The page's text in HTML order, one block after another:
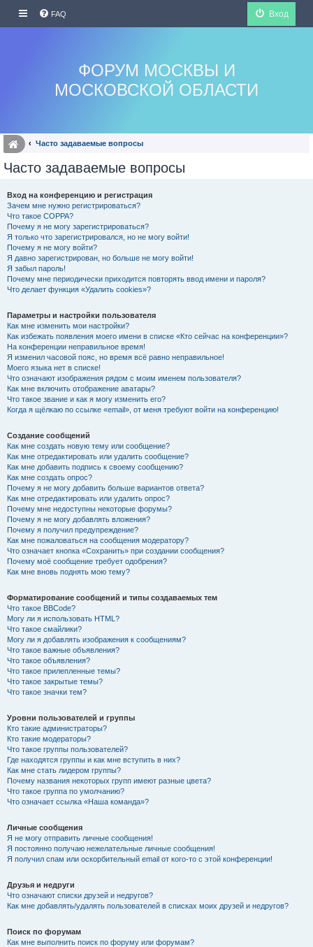
FAQ Вход
ФОРУМ МОСКВЫ И
МОСКОВСКОЙ ОБЛАСТИ
Часто задаваемые вопросы
Часто задаваемые вопросы
Вход на конференцию и регистрация
Зачем мне нужно регистрироваться?
Что такое COPPA?
Почему я не могу зарегистрироваться?
Я только что зарегистрировался, но не могу войти!
Почему я не могу войти?
Я давно зарегистрирован, но больше не могу войти!
Я забыл пароль!
Почему мне периодически приходится повторять ввод имени и пароля?
Что делает функция «Удалить cookies»?
Параметры и настройки пользователя
Как мне изменить мои настройки?
Как избежать появления моего имени в списке «Кто сейчас на конференции»?
На конференции неправильное время!
Я изменил часовой пояс, но время всё равно неправильное!
Моего языка нет в списке!
Что означают изображения рядом с моим именем пользователя?
Как мне включить отображение аватары?
Что такое звание и как я могу изменить его?
Когда я щёлкаю по ссылке «email», от меня требуют войти на конференцию!
Создание сообщений
Как мне создать новую тему или сообщение?
Как мне отредактировать или удалить сообщение?
Как мне добавить подпись к своему сообщению?
Как мне создать опрос?
Почему я не могу добавить больше вариантов ответа?
Как мне отредактировать или удалить опрос?
Почему мне недоступны некоторые форумы?
Почему я не могу добавлять вложения?
Почему я получил предупреждение?
Как мне пожаловаться на сообщения модератору?
Что означает кнопка «Сохранить» при создании сообщения?
Почему моё сообщение требует одобрения?
Как мне вновь поднять мою тему?
Форматирование сообщений и типы создаваемых тем
Что такое BBCode?
Могу ли я использовать HTML?
Что такое смайлики?
Могу ли я добавлять изображения к сообщениям?
Что такое важные объявления?
Что такое объявления?
Что такое прилепленные темы?
Что такое закрытые темы?
Что такое значки тем?
Уровни пользователей и группы
Кто такие администраторы?
Кто такие модераторы?
Что такое группы пользователей?
Где находятся группы и как мне вступить в них?
Как мне стать лидером группы?
Почему названия некоторых групп имеют разные цвета?
Что такое группа по умолчанию?
Что означает ссылка «Наша команда»?
Личные сообщения
Я не могу отправить личные сообщения!
Я постоянно получаю нежелательные личные сообщения!
Я получил спам или оскорбительный email от кого-то с этой конференции!
Друзья и недруги
Что означают списки друзей и недругов?
Как мне добавлять/удалять пользователей в списках моих друзей и недругов?
Поиск по форумам
Как мне выполнить поиск по форуму или форумам?